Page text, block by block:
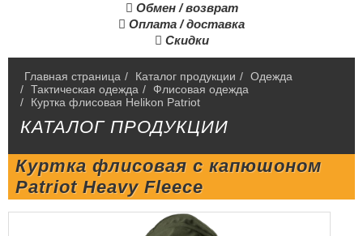
 Обмен / возврат
 Оплата / доставка
 Скидки
Главная страница / Каталог продукции / Одежда
/ Тактическая одежда /
Флисовая одежда
/
Куртка флисовая Helikon Patriot
КАТАЛОГ ПРОДУКЦИИ
Куртка флисовая с капюшоном
Patriot Heavy Fleece